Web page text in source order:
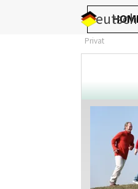
Direkt zum Seiteninhalt
Privat